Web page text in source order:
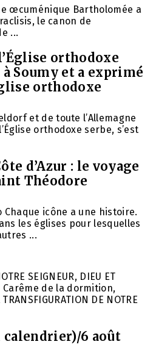
œcuménique Bartholomée a
le canon de
...
orthodoxe
à Soumy et a exprimé
orthodoxe
et de toute l’Allemagne
orthodoxe serbe, s’est
d’Azur : le voyage
Théodore
Chaque icône a une histoire.
les églises pour lesquelles
...
SEIGNEUR, DIEU ET
Carême de la dormition,
DE NOTRE
6 août